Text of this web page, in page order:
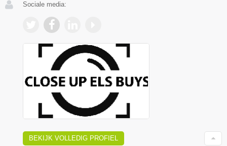
Sociale media:
BEKIJK VOLLEDIG PROFIEL